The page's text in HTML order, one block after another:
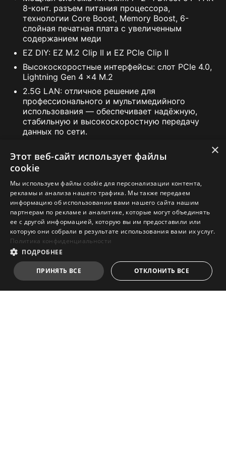
Поддержка адресуемой подсветки с
напряжением 5 В. Совместимость с
устройствами, наделенными адресуемой
подсветкой первого и второго поколений.
* При использовании устройств с адресуемой
подсветкой 2-го поколения поддерживаются только
7 визуальных тем.
Предложение MSI относительно пробной подписки
недоступно для тех, кто уже пользуется
продуктами Norton. Если у вас уже есть
действующая подписка Norton, то для того, чтобы
воспользоваться данным предложением, нужно
вначале прекратить ее действие. Важная
информация о подписке, оплате и других деталях
предложения содержится в Лицензионном
соглашении NortonLifeLock. Политика
конфиденциальности NortonLifeLock.
8-конт. разъем питания процессора,
технологии Core Boost, Memory Boost, 6-
слойная печатная плата с увеличенным
содержанием меди
EZ DIY: EZ M.2 Clip II и EZ PCIe Clip II
Высокоскоростные интерфейсы: слот PCIe 4.0,
Lightning Gen 4 x4 M.2
2.5G LAN: отличное решение для
профессионального и мультимедийного
использования — обеспечивает надёжную,
стабильную и высокоскоростную передачу
данных по сети.
качества
СПЕЦИФИКАЦИЯ
ГДЕ КУПИТЬ
DigiME : Real-Time AI Motion
Capture for Avatars
×
Этот веб-сайт использует файлы
cookie
Мы используем файлы cookie для персонализации контента,
рекламы и анализа нашего трафика. Мы также передаем
информацию об использовании вами нашего сайта нашим
партнерам по рекламе и аналитике, которые могут объединять
ее с другой информацией, которую вы им предоставили или
которую они собрали в результате использования вами их услуг.
Политика конфиденциальности
ПОДРОБНЕЕ
ПРИНЯТЬ ВСЕ ОТКЛОНИТЬ ВСЕ